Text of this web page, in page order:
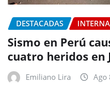
DESTACADAS
Sismo en Perú
cuatro heridos en
Emiliano Lira Ago